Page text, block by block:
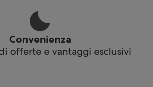
Convenienza
offerte e vantaggi esclusivi